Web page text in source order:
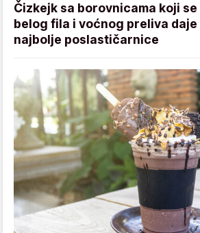
Čizkejk sa borovnicama koji se
belog fila i voćnog preliva daje
najbolje poslastičarnice